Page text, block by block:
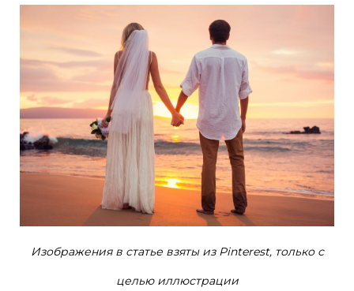
Изображения в статье взяты из Pinterest, только с
целью иллюстрации